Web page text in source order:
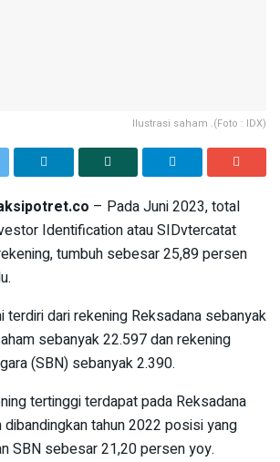
Ilustrasi saham .(Foto : IDX)
– Pada Juni 2023, total
Identification atau SIDvtercatat
tumbuh sebesar 25,89 persen
terdiri dari rekening Reksadana sebanyak
sebanyak 22.597 dan rekening
(SBN) sebanyak 2.390.
tertinggi terdapat pada Reksadana
tahun 2022 posisi yang
SBN sebesar 21,20 persen yoy.